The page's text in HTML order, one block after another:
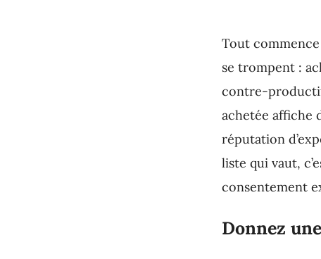
Tout commence
se trompent :
contre-
achetée affiche
réputation
liste qui vaut,
consentement
Donnez